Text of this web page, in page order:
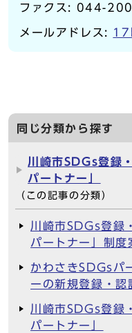
ファクス: 044-
メールアドレス:
同じ分類から探す
川崎市SDGs登録
パートナー」
（この記事の分類）
川崎市SDGs登録
パートナー」制度
かわさきSDGsパ
ーの新規登録・認
川崎市SDGs登録
パートナー」